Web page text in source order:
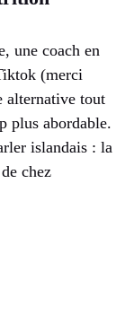
une coach en
(merci
alternative tout
plus abordable.
islandais : la
chez